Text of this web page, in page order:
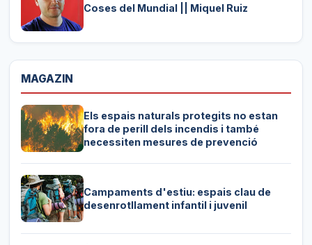
Coses del Mundial || Miquel Ruiz
MAGAZIN
Els espais naturals protegits no estan
fora de perill dels incendis i també
necessiten mesures de prevenció
Campaments d'estiu: espais clau de
desenrotllament infantil i juvenil